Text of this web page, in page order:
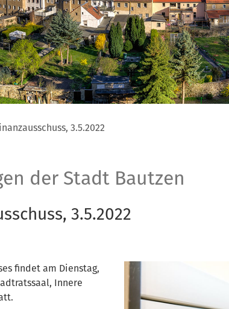
3.5.2022
der Stadt Bautzen
3.5.2022
findet am Dienstag,
Innere